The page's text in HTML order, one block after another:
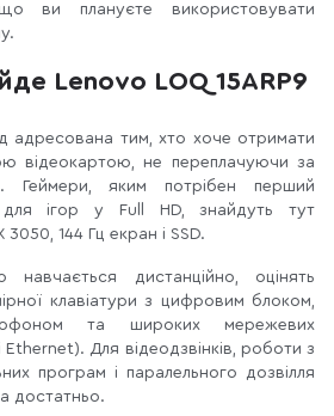
ви плануєте використовувати
Lenovo LOQ 15ARP9
адресована тим, хто хоче отримати
відеокартою, не переплачуючи за
Геймери, яким потрібен перший
для ігор у Full HD, знайдуть тут
144 Гц екран і SSD.
дистанційно, оцінять
клавіатури з цифровим блоком,
та широких мережевих
Для відеодзвінків, роботи з
програм і паралельного дозвілля
достатньо.